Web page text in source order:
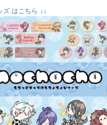
ズ はこちら ↓↓